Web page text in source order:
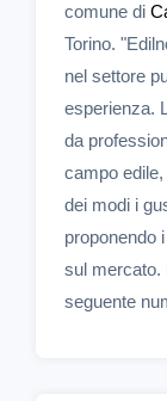
comune di
Torino.
nel settore
esperienza.
da
campo
dei modi i
proponendo
sul mercato.
seguente